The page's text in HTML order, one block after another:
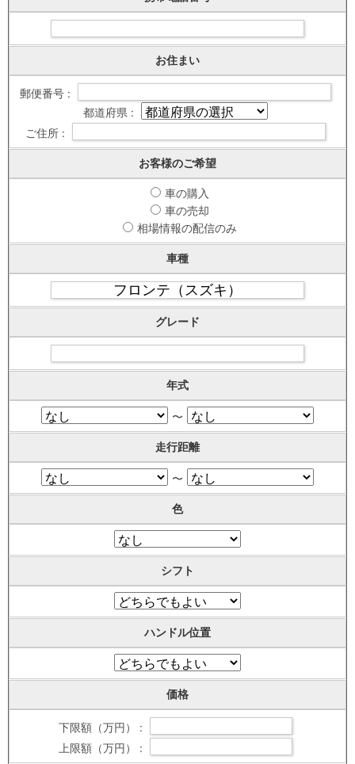
お住まい
郵便番号 :
都道府県 :
ご住所 :
お客様のご希望
車の購入
車の売却
相場情報の配信のみ
車種
グレード
年式
〜
走行距離
〜
色
シフト
ハンドル位置
価格
下限額（万円） :
上限額（万円） :